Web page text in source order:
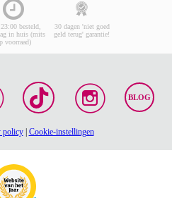
besteld,
in huis (mits
voorraad)
30 dagen 'niet goed
geld terug' garantie!
BLOG
policy| Cookie-instellingen